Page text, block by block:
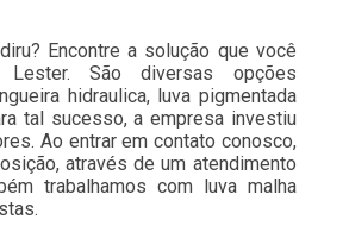
Encontre a solução que você
São diversas opções
hidraulica, luva pigmentada
tal sucesso, a empresa investiu
Ao entrar em contato conosco,
através de um atendimento
trabalhamos com luva malha